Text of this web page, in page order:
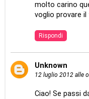
molto carino
voglio provare
Rispondi
Unknown
12 luglio 2012 alle
Ciao! Se passi